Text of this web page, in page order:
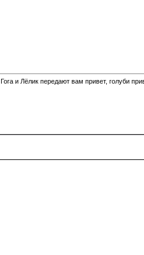
и Лёлик передают вам привет, голуби